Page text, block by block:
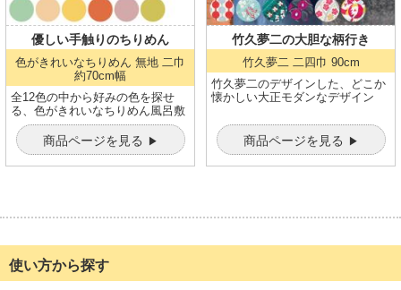
優しい手触りのちりめん
色がきれいなちりめん 無地 二巾
約70cm幅
全12色の中から好みの色を探せ
る、色がきれいなちりめん風呂敷
商品ページを見る
竹久夢二の大胆な柄行き
竹久夢二 二四巾 90cm
竹久夢二のデザインした、どこか
懐かしい大正モダンなデザイン
商品ページを見る
使い方から探す